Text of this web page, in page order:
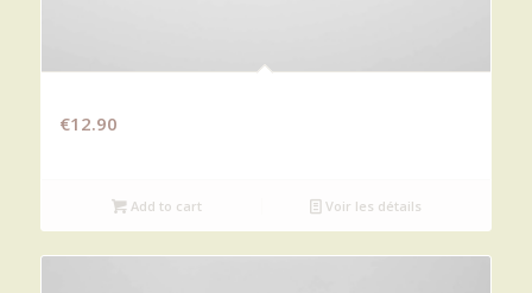
€12.90
Add to cart Voir les détails